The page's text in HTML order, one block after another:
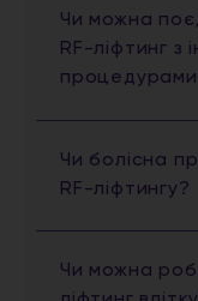
Чи можна
RF-ліфтинг з
Чи болісна
RF-ліфтингу?
Чи можна